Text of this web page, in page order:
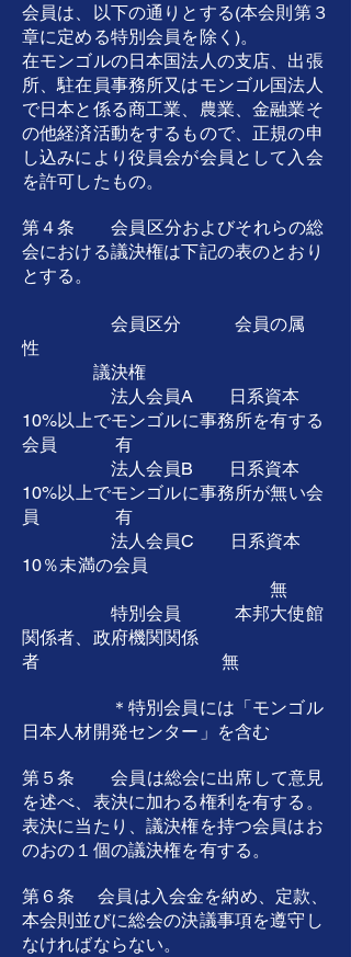
会員は、以下の通りとする(本会則第３
章に定める特別会員を除く)。
在モンゴルの日本国法人の支店、出張
所、駐在員事務所又はモンゴル国法人
で日本と係る商工業、農業、金融業そ
の他経済活動をするもので、正規の申
し込みにより役員会が会員として入会
を許可したもの。
第４条 会員区分およびそれらの総
会における議決権は下記の表のとおり
とする。
​ 会員区分 会員の属
性
議決権
法人会員A 日系資本
10%以上でモンゴルに事務所を有する
会員 有
法人会員B 日系資本
10%以上でモンゴルに事務所が無い会
員 有
法人会員C 日系資本
10％未満の会員
無
特別会員 本邦大使館
関係者、政府機関関係
者 無
＊特別会員には「モンゴル
日本人材開発センター」を含む
第５条 会員は総会に出席して意見
を述べ、表決に加わる権利を有する。
表決に当たり、議決権を持つ会員はお
のおの１個の議決権を有する。
第６条 会員は入会金を納め、定款、
本会則並びに総会の決議事項を遵守し
なければならない。